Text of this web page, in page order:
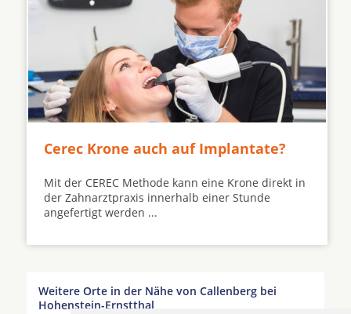
Cerec Krone auch auf Implantate?
Mit der CEREC Methode kann eine Krone direkt in
der Zahnarztpraxis innerhalb einer Stunde
angefertigt werden ...
Weitere Orte in der Nähe von Callenberg bei
Hohenstein-Ernstthal